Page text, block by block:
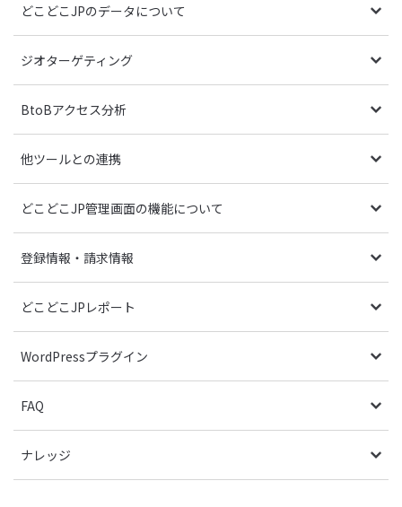
どこどこJPのデータについて
ジオターゲティング
BtoBアクセス分析
他ツールとの連携
どこどこJP管理画面の機能について
登録情報・請求情報
どこどこJPレポート
WordPressプラグイン
FAQ
ナレッジ